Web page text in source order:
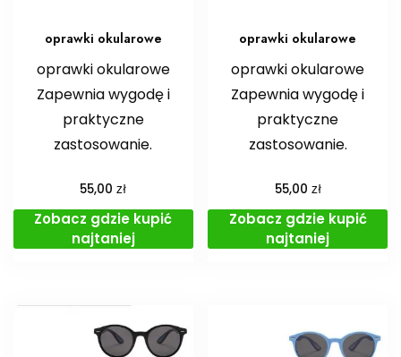
oprawki okularowe
oprawki okularowe
Zapewnia wygodę i
praktyczne
zastosowanie.
55,00zł
Zobacz gdzie kupić
najtaniej
oprawki okularowe
oprawki okularowe
Zapewnia wygodę i
praktyczne
zastosowanie.
55,00 zł
Zobacz gdzie kupić
najtaniej